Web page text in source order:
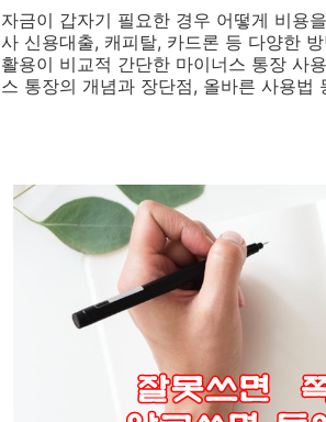
자금이 갑자기 필요한 경우 어떻게 비용
사 신용대출, 캐피탈, 카드론 등 다양한
활용이 비교적 간단한 마이너스 통장 사
스 통장의 개념과 장단점, 올바른 사용법